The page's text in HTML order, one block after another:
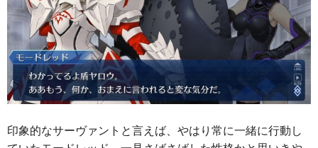
印象的なサーヴァントと言えば、やはり常に一緒に行動し